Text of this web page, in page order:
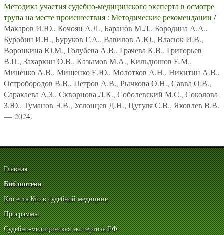
Методика участия судебно-медицинского эксперта в осмотре
трупа на месте происшествия : Методические рекомендации /
Макаров И.Ю., Кочоян А.Л., Баранов М.Л., Бородина А.А.,
Буробин И.Н., Буруков Г.А., Вавилов А.Ю., Власюк И.В.,
Воронкина Ю.М., Голубева А.В., Грачева К.В., Григорьев
В.П., Захаркин О.В., Казымов М.А., Кильдюшов Е.М.,
Миненко А.В., Мищенко Е.Ю., Молотков А.Н., Никитин А.В.,
Остробородов В.В., Петров А.В., Рычкова О.Н., Савва О.В.,
Саракаева А.З., Скворцова Л.К., Соболевский М.С., Соколова
З.Ю., Туманов Э.В., Услонцев Д.Н., Цугуля С.В., Яковлев В.В.
— 2024.
Главная
Библиотека
Кто есть Кто в судебной медицине
Программы
Судебно-медицинская экспертиза РФ